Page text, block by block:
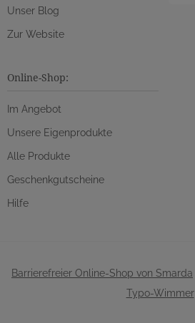
Unser Blog
Zur Website
Online-Shop:
Im Angebot
Unsere Eigenprodukte
Alle Produkte
Geschenkgutscheine
Hilfe
Barrierefreier Online-Shop von Smarda
Typo-Wimmer